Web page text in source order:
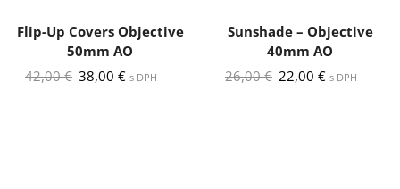
Flip-Up Covers Objective
50mm AO
42,00€ Pôvodná
38,00 €Aktuálna
s DPH
Sunshade – Objective
40mm AO
26,00€ Pôvodná
22,00 €Aktuálna
s DPH